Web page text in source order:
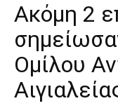
Ακόμη 2
Ομίλου